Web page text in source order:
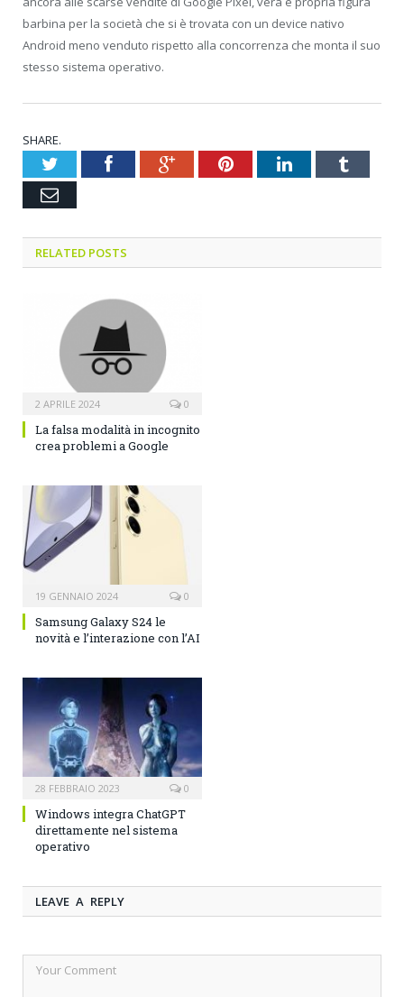
barbina per la società che si è trovata con un device nativo
Android meno venduto rispetto alla concorrenza che monta il suo
stesso sistema operativo.
SHARE.
TwitterFacebookGoogle+PinterestLinkedInTumblr
Email
RELATED POSTS
2 APRILE 2024 0
La falsa modalità in incognito
crea problemi a Google
19 GENNAIO 2024 0
Samsung Galaxy S24 le
novità e l’interazione con l’AI
28 FEBBRAIO 2023 0
Windows integra ChatGPT
direttamente nel sistema
operativo
LEAVE A REPLY